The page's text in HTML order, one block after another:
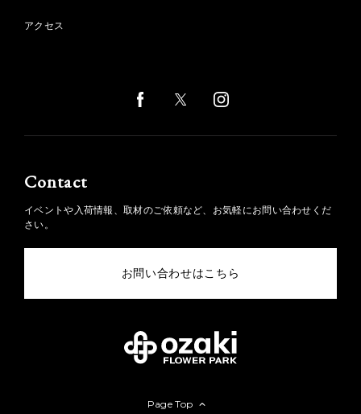
アクセス
Contact
イベントや入荷情報、取材のご依頼など、お気軽にお問い合わせくだ
さい。
お問い合わせはこちら
Page Top